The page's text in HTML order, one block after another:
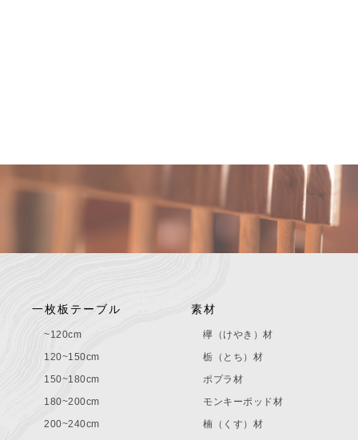
一枚板テーブル
~120cm
120~150cm
150~180cm
180~200cm
200~240cm
素材
欅（けやき）材
栃（とち）材
ポプラ材
モンキーポッド材
楠（くす）材